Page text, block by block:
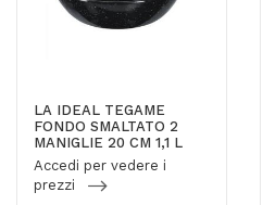
LA IDEAL TEGAME
FONDO SMALTATO 2
MANIGLIE 20 CM 1,1 L
Accedi per vedere i
prezzi